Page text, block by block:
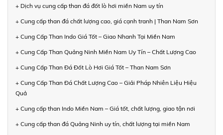
+ Dịch vụ cung cấp than đá đốt lò hơi miền Nam uy tín
+ Cung cấp than đá chất lượng cao, giá cạnh tranh | Than Nam Sơn
+ Cung Cấp Than Indo Giá Tốt – Giao Nhanh Tại Miền Nam
+ Cung Cấp Than Quảng Ninh Miền Nam Uy Tín – Chất Lượng Cao
+ Cung Cấp Than Đá Đốt Lò Hơi Giá Tốt – Than Nam Sơn
+ Cung Cấp Than Đá Chất Lượng Cao – Giải Pháp Nhiên Liệu Hiệu
Quả
+ Cung cấp than Indo Miền Nam – Giá tốt, chất lượng, giao tận nơi
+ Cung cấp than đá Quảng Ninh uy tín, chất lượng tại miền Nam